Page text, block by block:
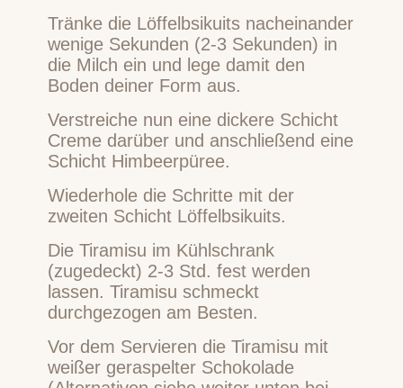
Tränke die Löffelbsikuits nacheinander
wenige Sekunden (2-3 Sekunden) in
die Milch ein und lege damit den
Boden deiner Form aus.
Verstreiche nun eine dickere Schicht
Creme darüber und anschließend eine
Schicht Himbeerpüree.
Wiederhole die Schritte mit der
zweiten Schicht Löffelbsikuits.
Die Tiramisu im Kühlschrank
(zugedeckt) 2-3 Std. fest werden
lassen. Tiramisu schmeckt
durchgezogen am Besten.
Vor dem Servieren die Tiramisu mit
weißer geraspelter Schokolade